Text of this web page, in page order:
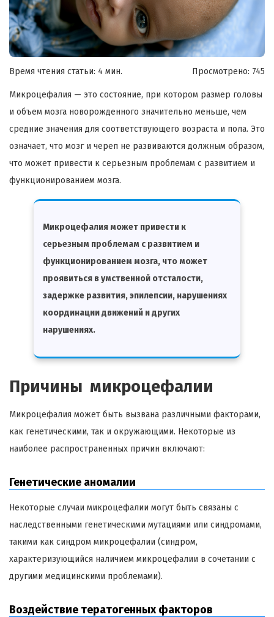
Время чтения статьи: 4 мин. Просмотрено: 745
Микроцефалия — это состояние, при котором размер головы
и объем мозга новорожденного значительно меньше, чем
средние значения для соответствующего возраста и пола. Это
означает, что мозг и череп не развиваются должным образом,
что может привести к серьезным проблемам с развитием и
функционированием мозга.
Микроцефалия может привести к
серьезным проблемам с развитием и
функционированием мозга, что может
проявиться в умственной отсталости,
задержке развития, эпилепсии, нарушениях
координации движений и других
нарушениях.
Причины микроцефалии
Микроцефалия может быть вызвана различными факторами,
как генетическими, так и окружающими. Некоторые из
наиболее распространенных причин включают:
Генетические аномалии
Некоторые случаи микроцефалии могут быть связаны с
наследственными генетическими мутациями или синдромами,
такими как синдром микроцефалии (синдром,
характеризующийся наличием микроцефалии в сочетании с
другими медицинскими проблемами).
Воздействие тератогенных факторов